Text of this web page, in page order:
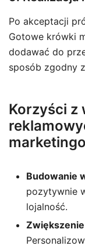
Po akceptacji
Gotowe krówki
dodawać do
sposób zgodny
Korzyści z
Budowanie
pozytywnie
lojalność.